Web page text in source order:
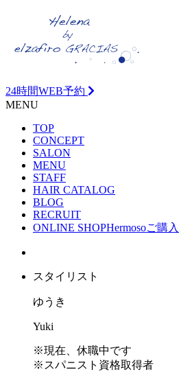
24時間WEB予約
MENU
TOP
CONCEPT
SALON
MENU
STAFF
HAIR CATALOG
BLOG
RECRUIT
ONLINE SHOPHermosoご購
スタイリスト
ゆうき
Yuki
※現在、休職中です
※スパニスト資格取得者